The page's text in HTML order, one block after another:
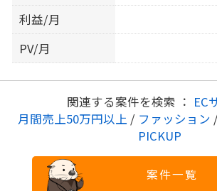
利益/月
PV/月
関連する案件を検索 ： EC
月間売上50万円以上 / ファッション /
PICKUP
案件一覧